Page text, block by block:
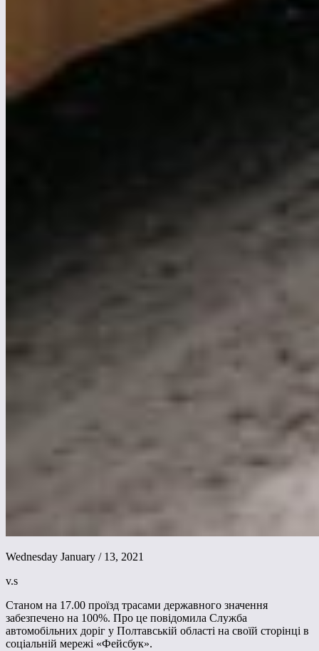
Wednesday January / 13, 2021
v.s
Станом на 17.00 проїзд трасами державного значення
забезпечено на 100%. Про це повідомила Служба
автомобільних доріг у Полтавській області на своїй сторінці в
соціальній мережі «Фейсбук».